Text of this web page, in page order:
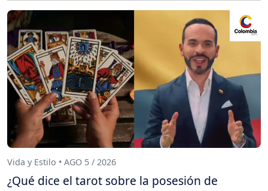
Vida y Estilo • AGO 5 / 2026
¿Qué dice el tarot sobre la posesión de